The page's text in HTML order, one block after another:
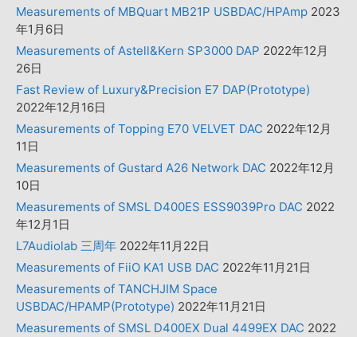
Measurements of MBQuart MB21P USBDAC/HPAmp 2023
年1月6日
Measurements of Astell&Kern SP3000 DAP 2022年12月
26日
Fast Review of Luxury&Precision E7 DAP(Prototype)
2022年12月16日
Measurements of Topping E70 VELVET DAC 2022年12月
11日
Measurements of Gustard A26 Network DAC 2022年12月
10日
Measurements of SMSL D400ES ESS9039Pro DAC 2022
年12月1日
L7Audiolab 三周年 2022年11月22日
Measurements of FiiO KA1 USB DAC 2022年11月21日
Measurements of TANCHJIM Space
USBDAC/HPAMP(Prototype) 2022年11月21日
Measurements of SMSL D400EX Dual 4499EX DAC 2022